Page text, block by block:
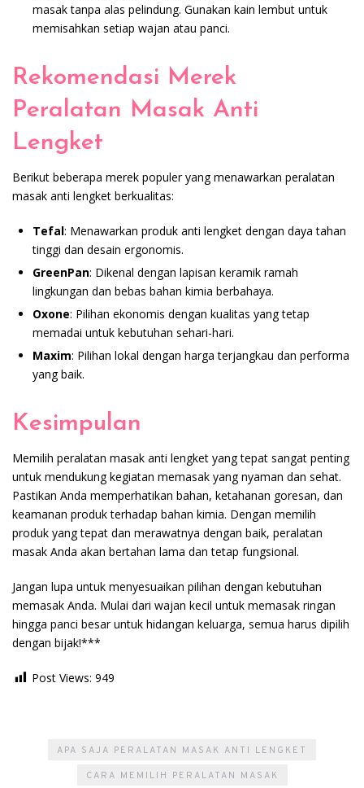
masak tanpa alas pelindung. Gunakan kain lembut untuk
memisahkan setiap wajan atau panci.
Rekomendasi Merek
Peralatan Masak Anti
Lengket
Berikut beberapa merek populer yang menawarkan peralatan
masak anti lengket berkualitas:
Tefal: Menawarkan produk anti lengket dengan daya tahan
tinggi dan desain ergonomis.
GreenPan: Dikenal dengan lapisan keramik ramah
lingkungan dan bebas bahan kimia berbahaya.
Oxone: Pilihan ekonomis dengan kualitas yang tetap
memadai untuk kebutuhan sehari-hari.
Maxim: Pilihan lokal dengan harga terjangkau dan performa
yang baik.
Kesimpulan
Memilih peralatan masak anti lengket yang tepat sangat penting
untuk mendukung kegiatan memasak yang nyaman dan sehat.
Pastikan Anda memperhatikan bahan, ketahanan goresan, dan
keamanan produk terhadap bahan kimia. Dengan memilih
produk yang tepat dan merawatnya dengan baik, peralatan
masak Anda akan bertahan lama dan tetap fungsional.
Jangan lupa untuk menyesuaikan pilihan dengan kebutuhan
memasak Anda. Mulai dari wajan kecil untuk memasak ringan
hingga panci besar untuk hidangan keluarga, semua harus dipilih
dengan bijak!***
Post Views: 949
APA SAJA PERALATAN MASAK ANTI LENGKET
CARA MEMILIH PERALATAN MASAK